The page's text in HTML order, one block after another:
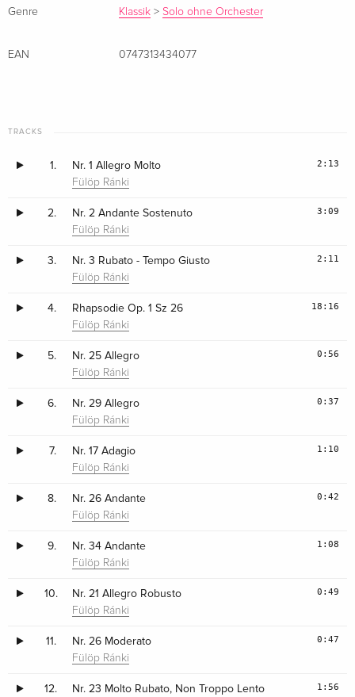
Genre
Klassik > Solo ohne Orchester
EAN 0747313434077
TRACKS
1. Nr. 1 Allegro Molto
Fülöp Ránki
2:13
2. Nr. 2 Andante Sostenuto
Fülöp Ránki
3:09
3. Nr. 3 Rubato - Tempo Giusto
Fülöp Ránki
2:11
4. Rhapsodie Op. 1 Sz 26
Fülöp Ránki
18:16
5. Nr. 25 Allegro
Fülöp Ránki
0:56
6. Nr. 29 Allegro
Fülöp Ránki
0:37
7. Nr. 17 Adagio
Fülöp Ránki
1:10
8. Nr. 26 Andante
Fülöp Ránki
0:42
9. Nr. 34 Andante
Fülöp Ránki
1:08
10. Nr. 21 Allegro Robusto
Fülöp Ránki
0:49
11. Nr. 26 Moderato
Fülöp Ránki
0:47
12. Nr. 23 Molto Rubato, Non Troppo Lento 1:56